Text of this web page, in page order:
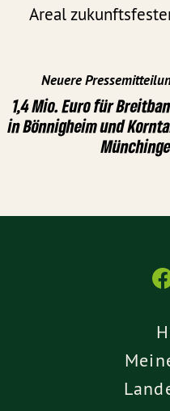
Areal
Neuere
1,4 Mio. Euro für
in Bönnigheim und